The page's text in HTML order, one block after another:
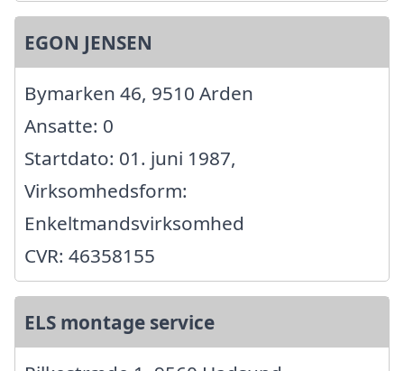
EGON JENSEN
Bymarken 46, 9510 Arden
Ansatte: 0
Startdato: 01. juni 1987,
Virksomhedsform:
Enkeltmandsvirksomhed
CVR: 46358155
ELS montage service